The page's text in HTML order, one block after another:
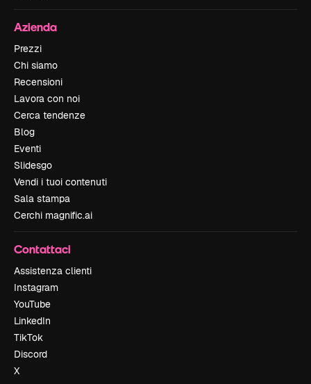
Azienda
Prezzi
Chi siamo
Recensioni
Lavora con noi
Cerca tendenze
Blog
Eventi
Slidesgo
Vendi i tuoi contenuti
Sala stampa
Cerchi magnific.ai
Contattaci
Assistenza clienti
Instagram
YouTube
LinkedIn
TikTok
Discord
X